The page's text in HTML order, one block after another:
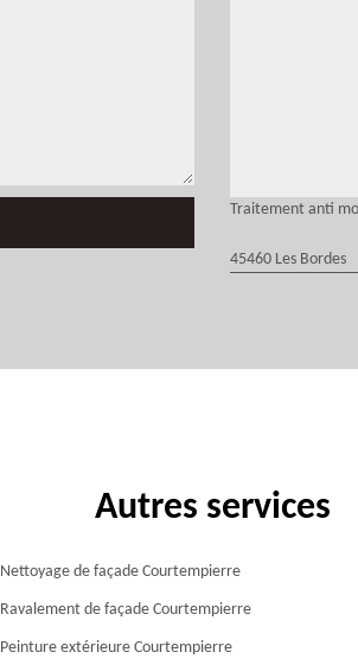
Traitement anti
45460 Les Bordes
Autres services
Nettoyage de façade Courtempierre
Ravalement de façade Courtempierre
Peinture extérieure Courtempierre